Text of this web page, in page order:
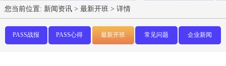
您当前位置: 新闻资讯> 最新开班 > 详情
PASS战报 PASS心得 最新开班 常见问题 企业新闻